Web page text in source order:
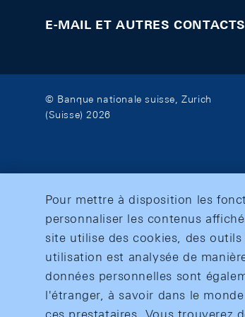
E-MAIL ET AUTRES CONTACTS
© Banque nationale suisse, Zurich
(Suisse) 2026
Pour mettre à disposition les
personnaliser les contenus
site utilise des cookies, des
utilisation est analysée de
données personnelles sont
l'étranger, à savoir dans le